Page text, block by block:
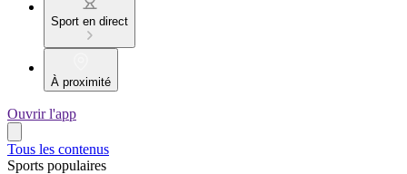
Sport en direct
À proximité
Ouvrir l'app
Tous les contenus
Sports populaires